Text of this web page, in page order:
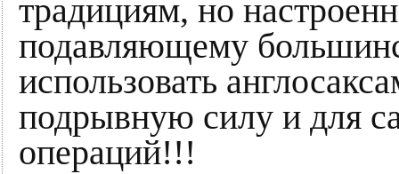
традициям, но
подавляющему
использовать
подрывную силу и для
операций!!!